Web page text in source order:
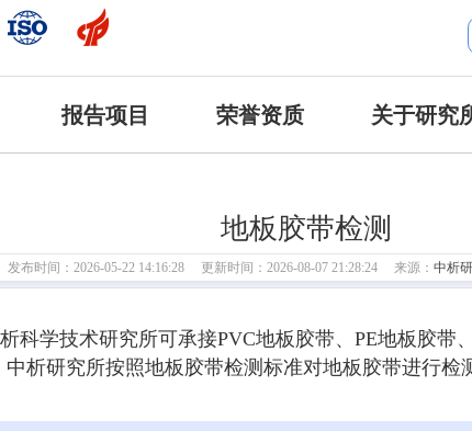
报告项目 荣誉资质 关于研究
地板胶带检测
发布时间：2026-05-22 14:16:28 更新时间：2026-08-07 21:28:24 来源： 中析
科学技术研究所可承接PVC地板胶带、PE地板胶
析研究所按照地板胶带检测标准对地板胶带进行